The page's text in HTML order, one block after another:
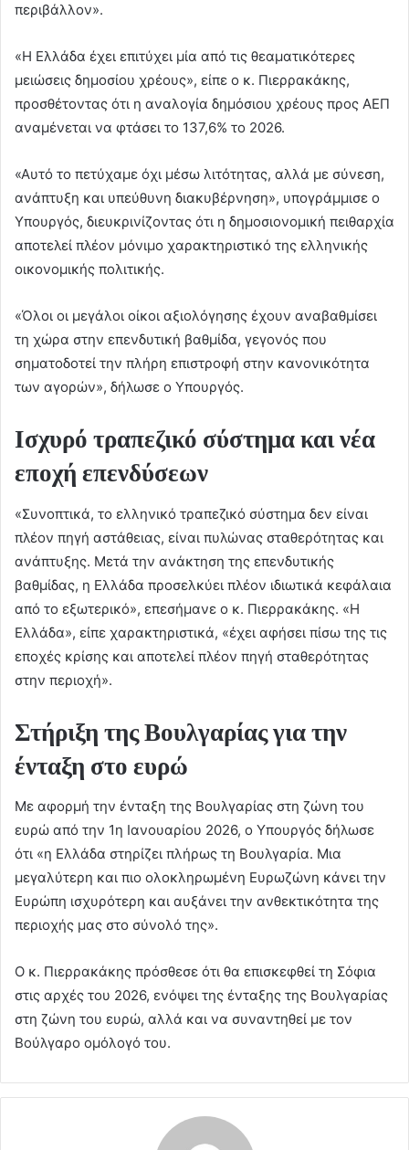
περιβάλλον».
«Η Ελλάδα έχει επιτύχει μία από τις θεαματικότερες
μειώσεις δημοσίου χρέους», είπε ο κ. Πιερρακάκης,
προσθέτοντας ότι η αναλογία δημόσιου χρέους προς ΑΕΠ
αναμένεται να φτάσει το 137,6% το 2026.
«Αυτό το πετύχαμε όχι μέσω λιτότητας, αλλά με σύνεση,
ανάπτυξη και υπεύθυνη διακυβέρνηση», υπογράμμισε ο
Υπουργός, διευκρινίζοντας ότι η δημοσιονομική πειθαρχία
αποτελεί πλέον μόνιμο χαρακτηριστικό της ελληνικής
οικονομικής πολιτικής.
«Όλοι οι μεγάλοι οίκοι αξιολόγησης έχουν αναβαθμίσει
τη χώρα στην επενδυτική βαθμίδα, γεγονός που
σηματοδοτεί την πλήρη επιστροφή στην κανονικότητα
των αγορών», δήλωσε ο Υπουργός.
Ισχυρό τραπεζικό σύστημα και νέα
εποχή επενδύσεων
«Συνοπτικά, το ελληνικό τραπεζικό σύστημα δεν είναι
πλέον πηγή αστάθειας, είναι πυλώνας σταθερότητας και
ανάπτυξης. Μετά την ανάκτηση της επενδυτικής
βαθμίδας, η Ελλάδα προσελκύει πλέον ιδιωτικά κεφάλαια
από το εξωτερικό», επεσήμανε ο κ. Πιερρακάκης. «Η
Ελλάδα», είπε χαρακτηριστικά, «έχει αφήσει πίσω της τις
εποχές κρίσης και αποτελεί πλέον πηγή σταθερότητας
στην περιοχή».
Στήριξη της Βουλγαρίας για την
ένταξη στο ευρώ
Με αφορμή την ένταξη της Βουλγαρίας στη ζώνη του
ευρώ από την 1η Ιανουαρίου 2026, ο Υπουργός δήλωσε
ότι «η Ελλάδα στηρίζει πλήρως τη Βουλγαρία. Μια
μεγαλύτερη και πιο ολοκληρωμένη Ευρωζώνη κάνει την
Ευρώπη ισχυρότερη και αυξάνει την ανθεκτικότητα της
περιοχής μας στο σύνολό της».
Ο κ. Πιερρακάκης πρόσθεσε ότι θα επισκεφθεί τη Σόφια
στις αρχές του 2026, ενόψει της ένταξης της Βουλγαρίας
στη ζώνη του ευρώ, αλλά και να συναντηθεί με τον
Βούλγαρο ομόλογό του.